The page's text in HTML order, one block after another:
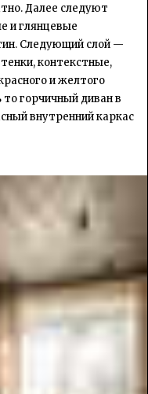
Далее следуют
и глянцевые
Следующий слой —
контекстные,
и желтого
горчичный диван в
внутренний каркас